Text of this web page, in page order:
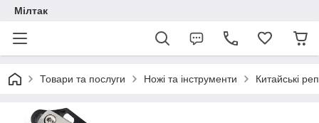
Мілтак
Товари та послуги Ножі та інструменти Китайські